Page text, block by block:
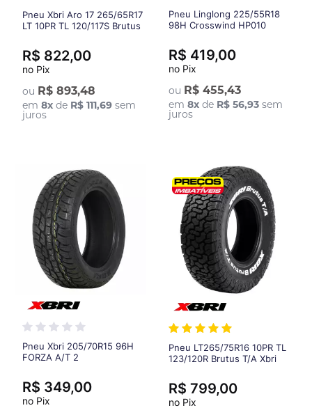
Pneu Xbri Aro 17 265/65R17
LT 10PR TL 120/117S Brutus
ou R$ 893,48
em8x de R$ 111,69 sem
juros
R$ 822,00
no Pix
Pneu Linglong 225/55R18
98H Crosswind HP010
ou R$ 455,43
em 8xde R$ 56,93sem
juros
R$ 419,00
no Pix
Pneu Xbri 205/70R15 96H
FORZA A/T 2
R$ 349,00
no Pix
Pneu LT265/75R16 10PR TL
123/120R Brutus T/A Xbri
R$ 799,00
no Pix